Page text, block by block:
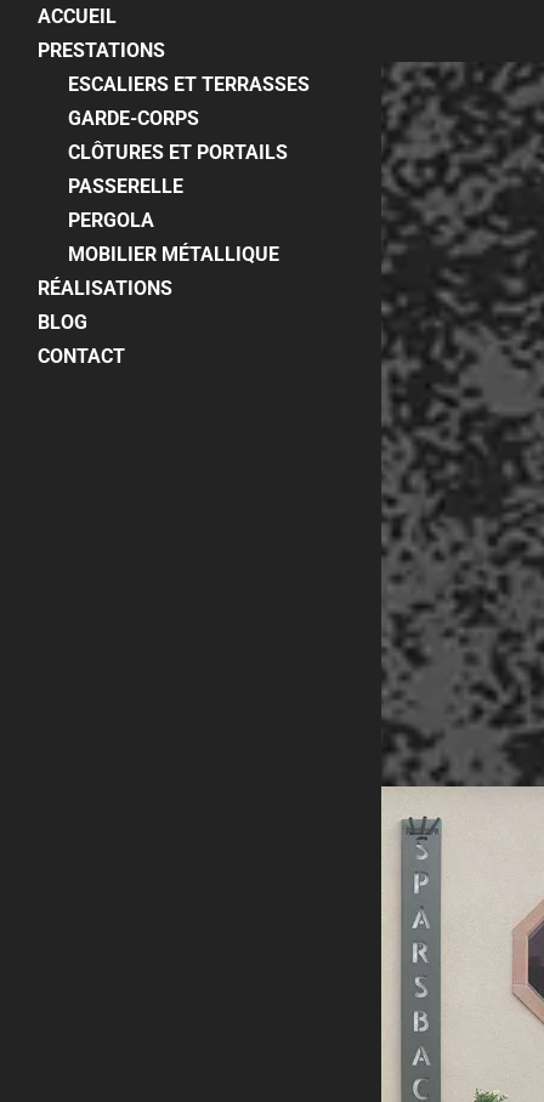
NOUS CONTACTER
ACCUEIL
PRESTATIONS
ESCALIERS ET TERRASSES
GARDE-CORPS
CLÔTURES ET PORTAILS
PASSERELLE
PERGOLA
MOBILIER MÉTALLIQUE
RÉALISATIONS
BLOG
CONTACT